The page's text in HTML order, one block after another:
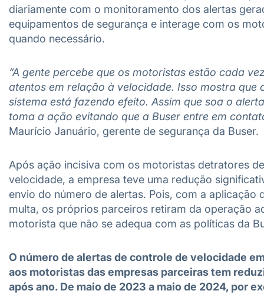
diariamente com o monitoramento dos alertas
equipamentos de segurança e interage com os
quando necessário.
“A gente percebe que os motoristas estão cada
atentos em relação à velocidade. Isso mostra que
sistema está fazendo efeito. Assim que soa o
toma a ação evitando que a Buser entre em
Maurício Januário, gerente de segurança da Buser.
Após ação incisiva com os motoristas detratores de
velocidade, a empresa teve uma redução
envio do número de alertas. Pois, com a aplicação
multa, os próprios parceiros retiram da operação
motorista que não se adequa com as políticas da
O número de alertas de controle de velocidade
aos motoristas das empresas parceiras tem
após ano. De maio de 2023 a maio de 2024, por